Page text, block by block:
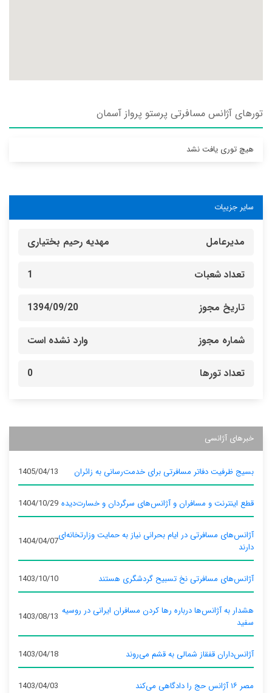
تورهای آژانس مسافرتی پرستو پرواز آسمان
هیچ توری یافت نشد
سایر جزییات
مدیرعامل مهدیه رحیم بختیاری
تعداد شعبات 1
تاریخ مجوز 1394/09/20
شماره مجوز وارد نشده است
تعداد تورها 0
خبرهای آژانسی
بسیج ظرفیت دفاتر مسافرتی برای خدمت‌رسانی به زائران 1405/04/13
قطع اینترنت و مسافران و آژانس‌های سرگردان و خسارت‌دیده 1404/10/29
آژانس‌های مسافرتی در ایام بحرانی نیاز به حمایت وزارتخانه‌ای
دارند
1404/04/07
آژانس‌های مسافرتی نخ تسبیح گردشگری هستند 1403/10/10
هشدار به آژانس‌ها درباره رها کردن مسافران ایرانی در روسیه
سفید
1403/08/13
آژانس‌داران قفقاز شمالی به قشم می‌روند 1403/04/18
مصر ۱۶ آژانس حج را دادگاهی می‌کند 1403/04/03